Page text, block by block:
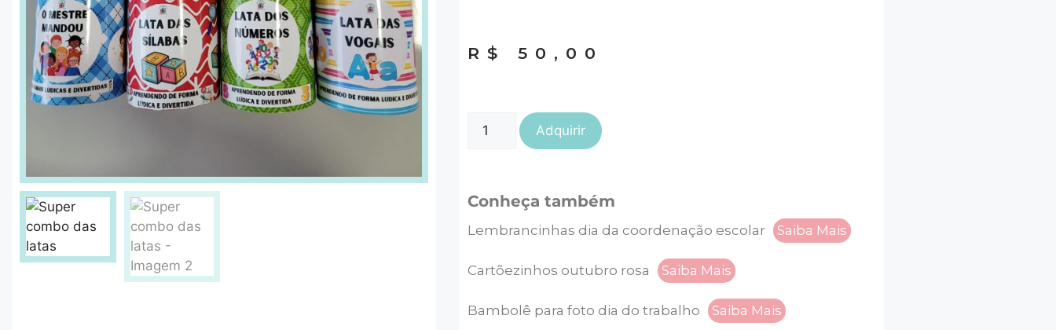
R$ 50,00
Adquirir
Conheça também
Lembrancinhas dia da coordenação escolar Saiba Mais
Cartõezinhos outubro rosa Saiba Mais
Bambolê para foto dia do trabalho Saiba Mais